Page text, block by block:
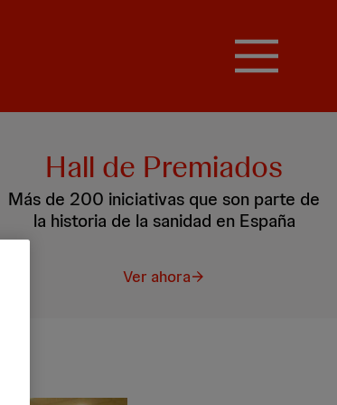
Hall de Premiados
Más de 200 iniciativas que son parte de
la historia de la sanidad en España
Ver ahora